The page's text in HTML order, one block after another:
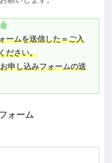
ームを送信した＝ご入
ださい。
申し込みフォームの送
ォーム